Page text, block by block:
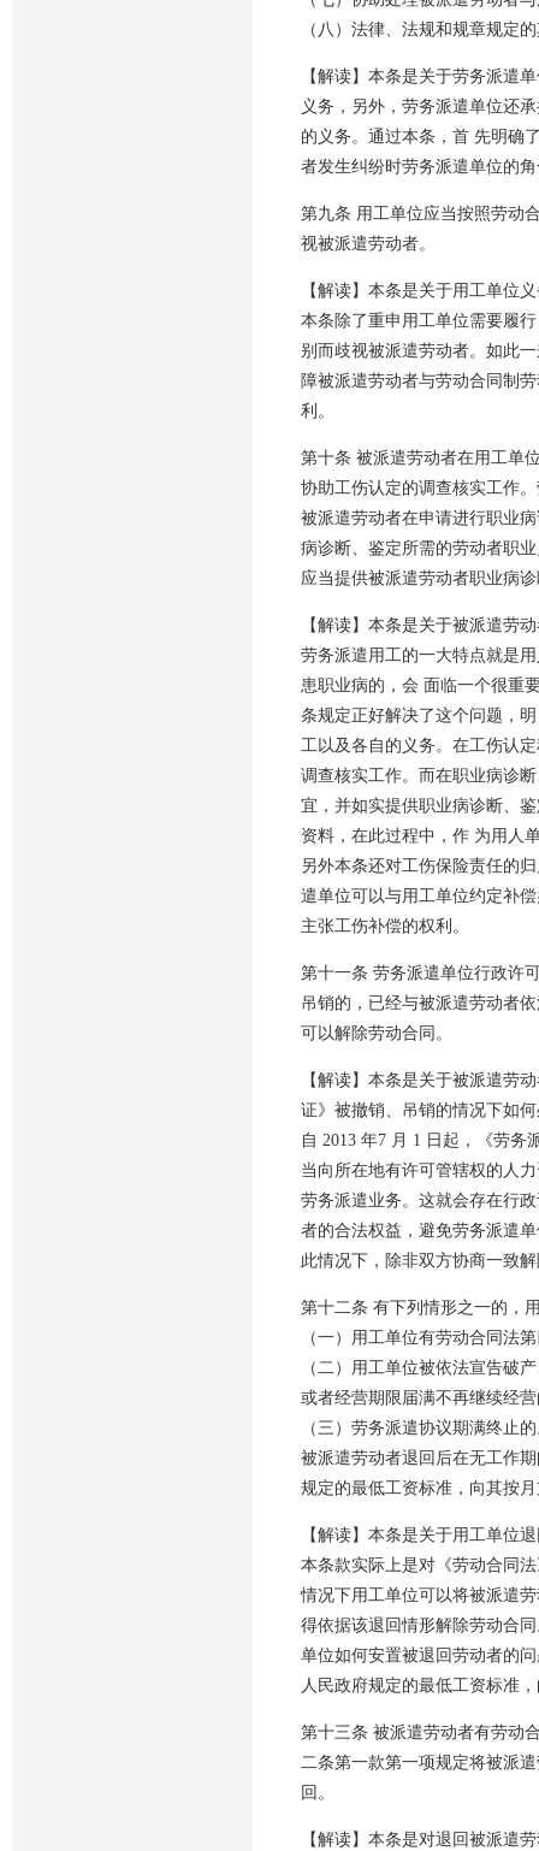
（八）法律、法规和规章规定
【解读】本条是关于劳务派遣
义务，另外，劳务派遣单位还
的义务。通过本条，首 先明确
者发生纠纷时劳务派遣单位的
第九条 用工单位应当按照劳动
视被派遣劳动者。
【解读】本条是关于用工单位
本条除了重申用工单位需要履
别而歧视被派遣劳动者。如此
障被派遣劳动者与劳动合同制
利。
第十条 被派遣劳动者在用工单
协助工伤认定的调查核实工作
被派遣劳动者在申请进行职业
病诊断、鉴定所需的劳动者职
应当提供被派遣劳动者职业病
【解读】本条是关于被派遣劳
劳务派遣用工的一大特点就是
患职业病的，会 面临一个很重
条规定正好解决了这个问题，
工以及各自的义务。在工伤认
调查核实工作。而在职业病诊
宜，并如实提供职业病诊断、
资料，在此过程中，作 为用人
另外本条还对工伤保险责任的
遣单位可以与用工单位约定补
主张工伤补偿的权利。
第十一条 劳务派遣单位行政许
吊销的，已经与被派遣劳动者
可以解除劳动合同。
【解读】本条是关于被派遣劳
证》被撤销、吊销的情况下如
自 2013 年7 月 1 日起，《劳
当向所在地有许可管辖权的人
劳务派遣业务。这就会存在行
者的合法权益，避免劳务派遣
此情况下，除非双方协商一致
第十二条 有下列情形之一的，
（一）用工单位有劳动合同法
（二）用工单位被依法宣告破
或者经营期限届满不再继续经
（三）劳务派遣协议期满终止
被派遣劳动者退回后在无工作
规定的最低工资标准，向其按
【解读】本条是关于用工单位
本条款实际上是对《劳动合同
情况下用工单位可以将被派遣
得依据该退回情形解除劳动合
单位如何安置被退回劳动者的
人民政府规定的最低工资标准
第十三条 被派遣劳动者有劳动
二条第一款第一项规定将被派
回。
【解读】本条是对退回被派遣